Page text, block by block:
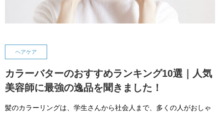
ヘアケア
カラーバターのおすすめランキング10選｜人気
美容師に最強の逸品を聞きました！
髪のカラーリングは、学生さんから社会人まで、多くの人がおしゃ